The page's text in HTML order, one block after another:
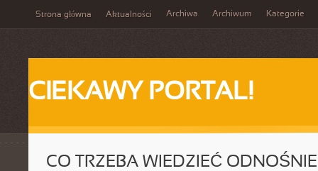
Strona główna Aktualności Archiwa Archiwum Kategorie
CIEKAWY PORTAL!
CO TRZEBA WIEDZIEĆ